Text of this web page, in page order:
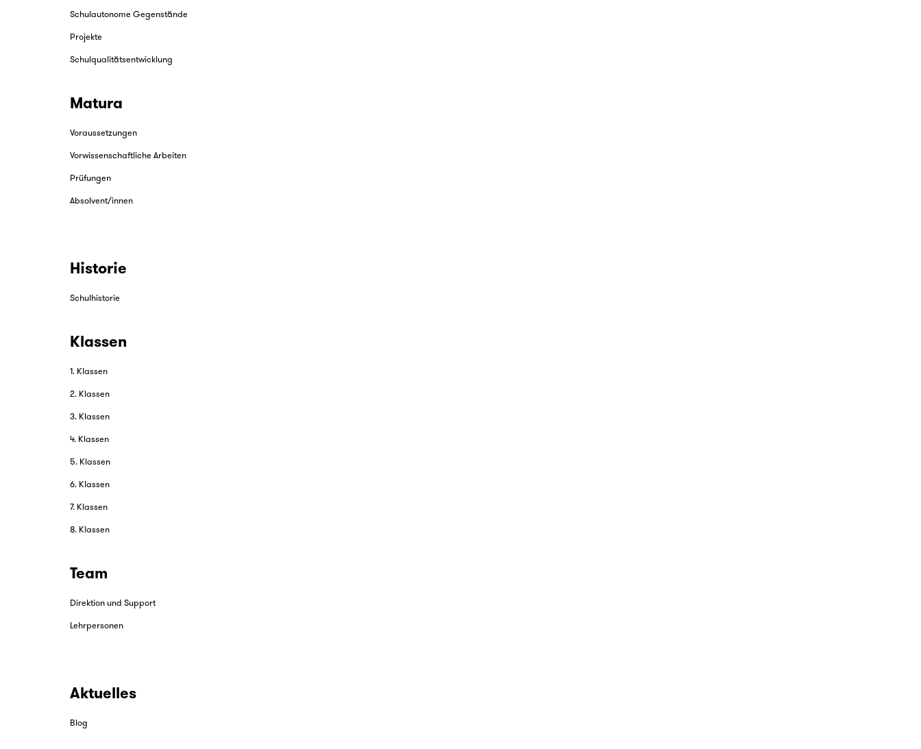
Schulautonome Gegenstände
Projekte
Schulqualitätsentwicklung
Matura
Voraussetzungen
Vorwissenschaftliche Arbeiten
Prüfungen
Absolvent/innen
Historie
Schulhistorie
Klassen
1. Klassen
2. Klassen
3. Klassen
4. Klassen
5. Klassen
6. Klassen
7. Klassen
8. Klassen
Team
Direktion und Support
Lehrpersonen
Aktuelles
Blog